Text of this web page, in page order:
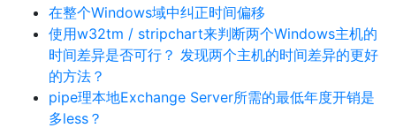
在整个Windows域中纠正时间偏移
使用w32tm / stripchart来判断两个Windows主机的
时间差异是否可行？ 发现两个主机的时间差异的更好
的方法？
pipe理本地Exchange Server所需的最低年度开销是
多less？